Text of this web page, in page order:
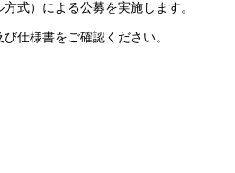
式）による公募を実施します。
仕様書をご確認ください。